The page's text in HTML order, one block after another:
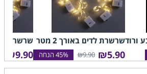
ורודשרשרת לדים באורך 2 מטר
₪5.90
₪9.90
שרשרת
₪9.90